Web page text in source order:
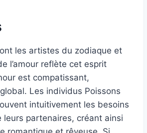
les artistes du zodiaque et
l’amour reflète cet esprit
est compatissant,
Les individus Poissons
intuitivement les besoins
leurs partenaires, créant ainsi